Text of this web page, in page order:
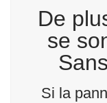
De
se
Si la